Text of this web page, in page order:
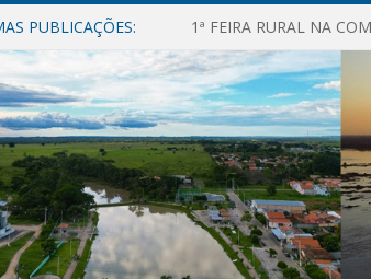
PUBLICAÇÕES: 1ª FEIRA RURAL NA